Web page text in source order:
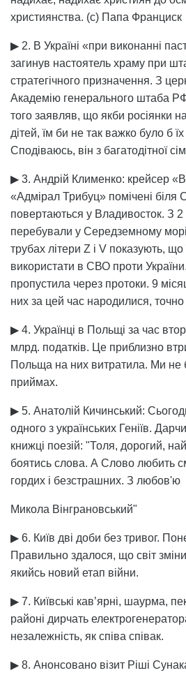
християнства. (с) Папа Франциск
▶ 2. В Україні «при виконанні
загинув настоятель храму при
стратегічного призначення. З
Академію генерального штаба
того заявляв, що якби росіянки
дітей, їм би не так важко було б
Сподіваюсь, він з багатодітної
▶ 3. Андрій Клименко: крейсер
«Адмірал Трибуц» помічені біля
повертаються у Владивосток. З 2
перебували у Середземному
трубах літери Z і V показують, що
використати в СВО проти
пропустила через протоки. 9
них за цей час народилися, точно
▶ 4. Українці в Польщі за час
млрд. податків. Це приблизно
Польща на них витратила. Ми не
приймах.
▶ 5. Анатолій Кичинський:
одного з українських Геніїв.
книжці поезій: "Толя, дорогий,
боятись слова. А Слово любить
гордих і безстрашних. З любов'ю
Микола Вінграновський"
▶ 6. Київ дві доби без тривог.
Правильно здалося, що світ
якийсь новий етап війни.
▶ 7. Київські кав’ярні, шаурма,
районі дирчать
незалежність, як співа співак.
▶ 8. Анонсовано візит Ріші